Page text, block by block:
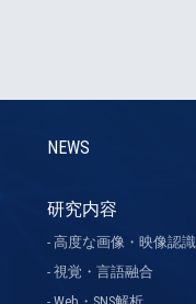
NEWS
研究内容
高度な画像・映像認識
視覚・言語融合